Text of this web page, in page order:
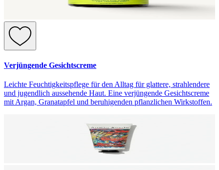
Verjüngende Gesichtscreme
Leichte Feuchtigkeitspflege für den Alltag für glattere, strahlendere
und jugendlich aussehende Haut. Eine verjüngende Gesichtscreme
mit Argan, Granatapfel und beruhigenden pflanzlichen Wirkstoffen.